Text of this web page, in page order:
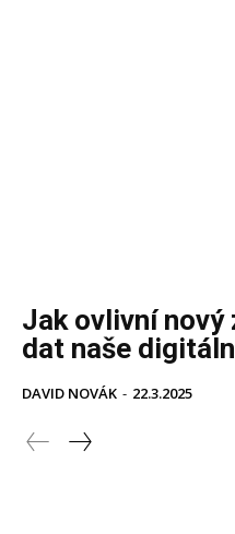
Jak ovlivní nový
dat naše
DAVID NOVÁK - 22.3.2025